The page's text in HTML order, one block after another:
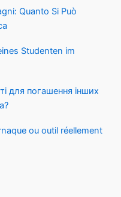
Quanto Si Può
Studenten im
для погашення інших
ou outil réellement